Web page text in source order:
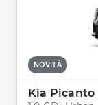
NOVITÀ
Kia Picanto